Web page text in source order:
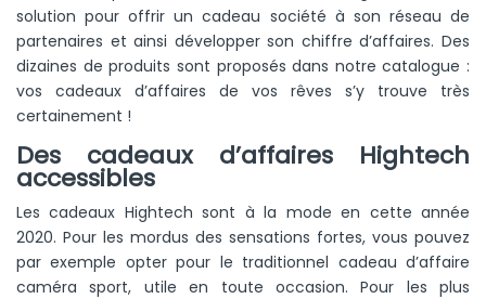
solution pour offrir un cadeau société à son réseau de
partenaires et ainsi développer son chiffre d’affaires. Des
dizaines de produits sont proposés dans notre catalogue :
vos cadeaux d’affaires de vos rêves s’y trouve très
certainement !
Des cadeaux d’affaires Hightech
accessibles
Les cadeaux Hightech sont à la mode en cette année
2020. Pour les mordus des sensations fortes, vous pouvez
par exemple opter pour le traditionnel cadeau d’affaire
caméra sport, utile en toute occasion.Pour les plus